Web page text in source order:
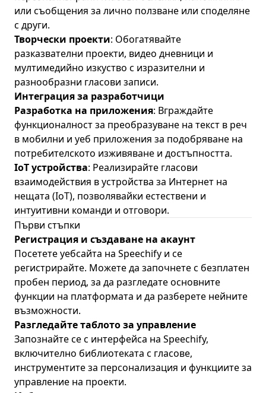
или съобщения за лично ползване или споделяне
с други.
Творчески проекти: Обогатявайте
разказвателни проекти, видео дневници и
мултимедийно изкуство с изразителни и
разнообразни гласови записи.
Интеграция за разработчици
Разработка на приложения: Вграждайте
функционалност за преобразуване на текст в реч
в мобилни и уеб приложения за подобряване на
потребителското изживяване и достъпността.
IoT устройства: Реализирайте гласови
взаимодействия в устройства за Интернет на
нещата (IoT), позволявайки естествени и
интуитивни команди и отговори.
Първи стъпки
Регистрация и създаване на акаунт
Посететеуебсайта на Speechify и се
регистрирайте. Можете да започнете с безплатен
пробен период, за да разгледате основните
функции на платформата и да разберете нейните
възможности.
Разгледайте таблото за управление
Запознайте се с интерфейса на Speechify,
включително библиотеката с гласове,
инструментите за персонализация и функциите за
управление на проекти.